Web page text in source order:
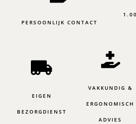
PERSOONLIJK CONTACT
EIGEN
BEZORGDIENST
VAKKUNDIG &
ERGONOMISCH
ADVIES